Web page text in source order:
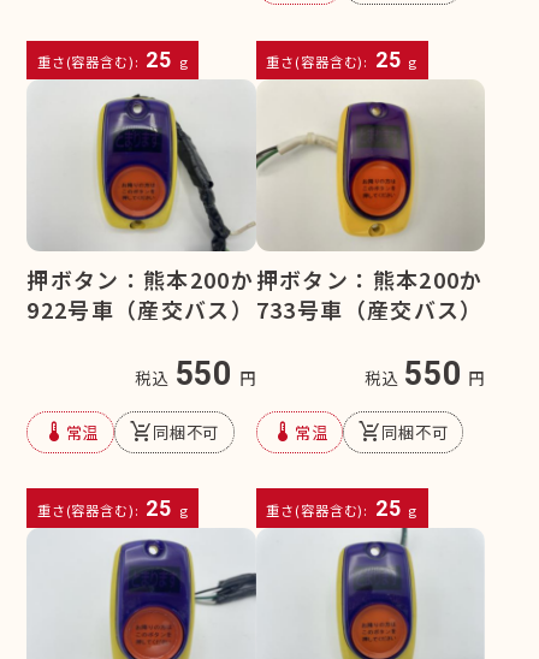
重さ(容器含む): 25 g 重さ(容器含む): 25 g
押ボタン：熊本200か
922号車（産交バス）
税込 550 円
device_thermostat 常温 remove_shopping_cart同梱不可
重さ(容器含む): 25 g
押ボタン：熊本200か
733号車（産交バス）
税込 550 円
device_thermostat 常温 remove_shopping_cart同梱不可
重さ(容器含む): 25 g